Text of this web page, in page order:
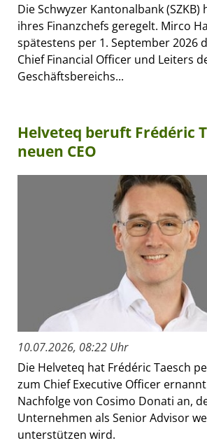
Die Schwyzer Kantonalbank
ihres Finanzchefs geregelt. Mirco
spätestens per 1. September 2026
Chief Financial Officer und Leiters
Geschäftsbereichs...
Helveteq beruft Frédéric
neuen CEO
10.07.2026, 08:22 Uhr
Die Helveteq hat Frédéric Taesch
zum Chief Executive Officer
Nachfolge von Cosimo Donati an,
Unternehmen als Senior Advisor
unterstützen wird.